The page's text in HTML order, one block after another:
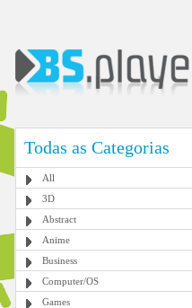
Todas as Categorias
All
3D
Abstract
Anime
Business
Computer/OS
Games